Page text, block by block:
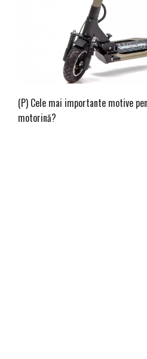
(P) Cele mai importante motive
motorină?